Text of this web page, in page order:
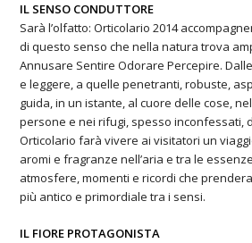
IL SENSO CONDUTTORE
Sarà l’olfatto: Orticolario 2014
di questo senso che nella natura trova
Annusare Sentire Odorare Percepire.
e leggere, a quelle penetranti, robuste,
guida, in un istante, al cuore delle cose,
persone e nei rifugi, spesso inconfessati,
Orticolario farà vivere ai visitatori un
aromi e fragranze nell’aria e tra le
atmosfere, momenti e ricordi che
più antico e primordiale tra i sensi.
IL FIORE PROTAGONISTA